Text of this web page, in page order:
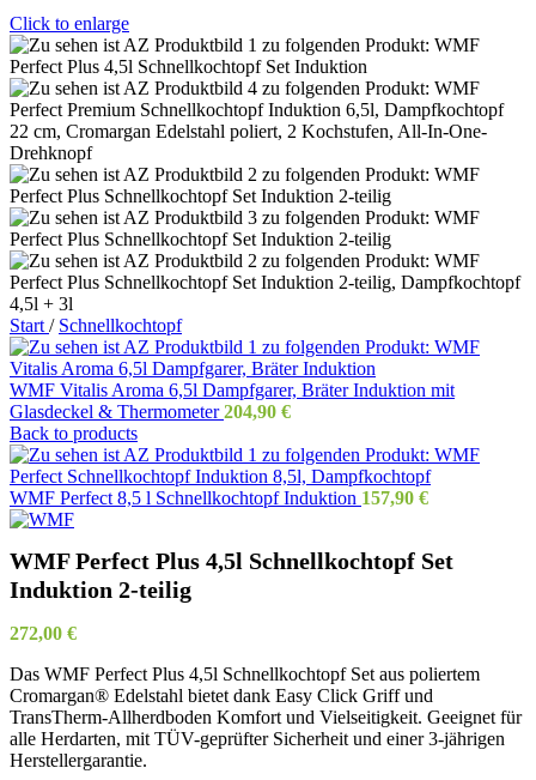
Click to enlarge
Start / Schnellkochtopf
WMF Vitalis Aroma 6,5l Dampfgarer, Bräter Induktion mit
Glasdeckel & Thermometer204,90 €
Back to products
WMF Perfect 8,5 l Schnellkochtopf Induktion 157,90 €
WMF Perfect Plus 4,5l Schnellkochtopf Set
Induktion 2-teilig
272,00 €
Das WMF Perfect Plus 4,5l Schnellkochtopf Set aus poliertem
Cromargan® Edelstahl bietet dank Easy Click Griff und
TransTherm-Allherdboden Komfort und Vielseitigkeit. Geeignet für
alle Herdarten, mit TÜV-geprüfter Sicherheit und einer 3-jährigen
Herstellergarantie.